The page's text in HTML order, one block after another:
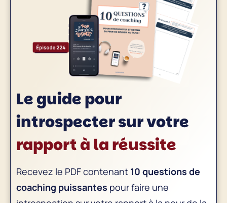
Le guide pour
introspecter survotre
rapport à la réussite
Recevez le PDF contenant 10 questions de
coaching puissantes pour faire une